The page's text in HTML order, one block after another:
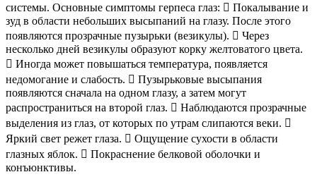
системы. Основные симптомы герпеса глаз:  Покалывание и
зуд в области небольших высыпаний на глазу. После этого
появляются прозрачные пузырьки (везикулы).  Через
несколько дней везикулы образуют корку желтоватого цвета.
 Иногда может повышаться температура, появляется
недомогание и слабость.  Пузырьковые высыпания
появляются сначала на одном глазу, а затем могут
распространиться на второй глаз.  Наблюдаются прозрачные
выделения из глаз, от которых по утрам слипаются веки. 
Яркий свет режет глаза.  Ощущение сухости в области
глазных яблок.  Покраснение белковой оболочки и
конъюнктивы.